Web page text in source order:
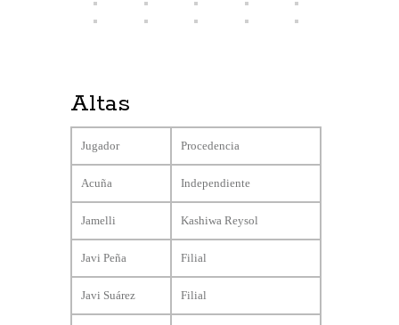
Altas
Jugador Procedencia
Acuña Independiente
Jamelli Kashiwa Reysol
Javi Peña Filial
Javi Suárez Filial